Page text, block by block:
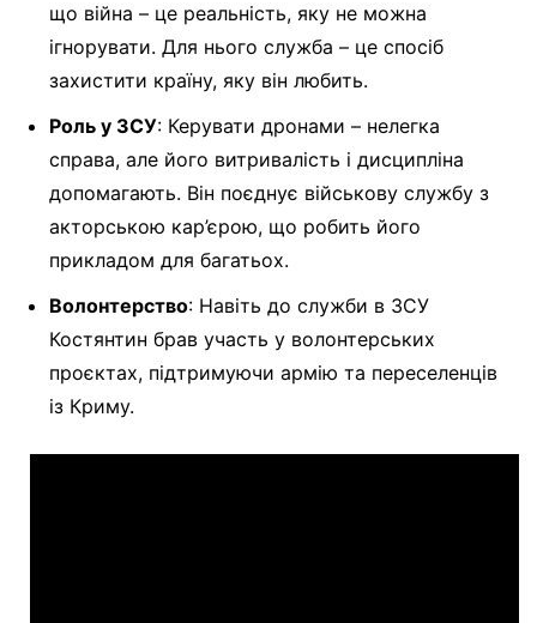
що війна – це реальність, яку не можна
ігнорувати. Для нього служба – це спосіб
захистити країну, яку він любить.
Роль у ЗСУ: Керувати дронами – нелегка
справа, але його витривалість і дисципліна
допомагають. Він поєднує військову службу з
акторською кар’єрою, що робить його
прикладом для багатьох.
Волонтерство: Навіть до служби в ЗСУ
Костянтин брав участь у волонтерських
проєктах, підтримуючи армію та переселенців
із Криму.